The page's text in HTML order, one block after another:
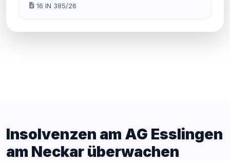
16 IN 385/26
Insolvenzen am AG Esslingen
am Neckar überwachen